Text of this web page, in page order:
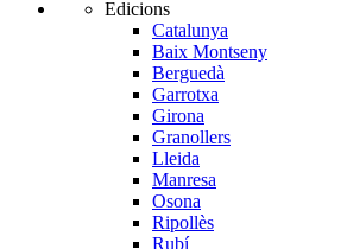
Edicions
Catalunya
Baix Montseny
Berguedà
Garrotxa
Girona
Granollers
Lleida
Manresa
Osona
Ripollès
Rubí